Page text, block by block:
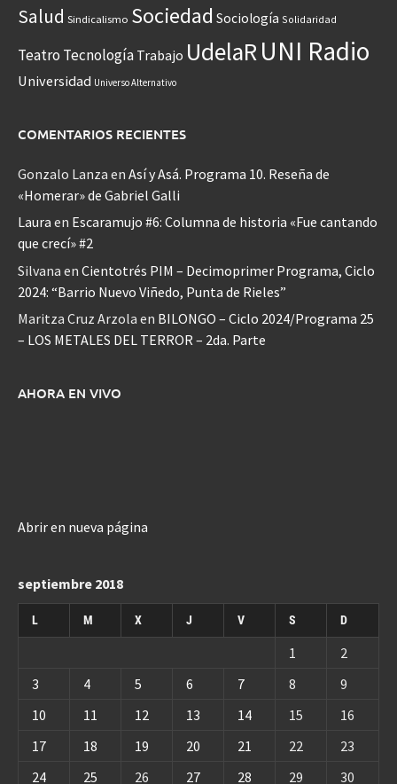
Salud Sindicalismo Sociedad Sociología Solidaridad
Teatro Tecnología Trabajo UdelaR UNI Radio
Universidad Universo Alternativo
COMENTARIOS RECIENTES
Gonzalo Lanza en Así y Asá. Programa 10. Reseña de
«Homerar» de Gabriel Galli
Laura en Escaramujo #6: Columna de historia «Fue cantando
que crecí» #2
Silvana en Cientotrés PIM – Decimoprimer Programa, Ciclo
2024: “Barrio Nuevo Viñedo, Punta de Rieles”
Maritza Cruz Arzola en BILONGO – Ciclo 2024/Programa 25
– LOS METALES DEL TERROR – 2da. Parte
AHORA EN VIVO
Abrir en nueva página
septiembre 2018
L M X J V S D
1
2
3
4 5 6 7 8
9
10
11 12 13 14 15
16
17
18 19 20 21 22
23
24
25 26 27 28 29 30